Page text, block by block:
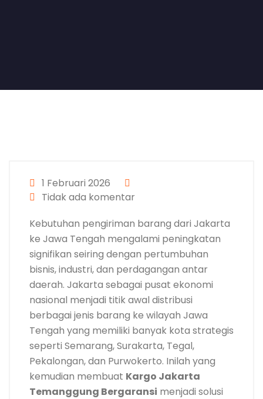
1 Februari 2026
Tidak ada komentar
Kebutuhan pengiriman barang dari Jakarta
ke Jawa Tengah mengalami peningkatan
signifikan seiring dengan pertumbuhan
bisnis, industri, dan perdagangan antar
daerah. Jakarta sebagai pusat ekonomi
nasional menjadi titik awal distribusi
berbagai jenis barang ke wilayah Jawa
Tengah yang memiliki banyak kota strategis
seperti Semarang, Surakarta, Tegal,
Pekalongan, dan Purwokerto. Inilah yang
kemudian membuat Kargo Jakarta
Temanggung Bergaransi menjadi solusi